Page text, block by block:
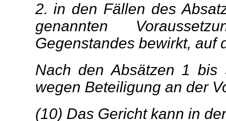
2. in den Fällen des
genannten
Gegenstandes bewirkt, auf
Nach den Absätzen 1 bis
wegen Beteiligung an der
(10) Das Gericht kann in